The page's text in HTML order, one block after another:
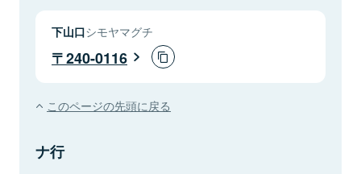
下山口シモヤマグチ
240-0116
このページの先頭に戻る
ナ行